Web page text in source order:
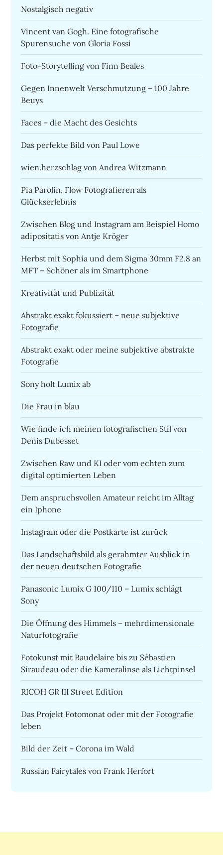
Nostalgisch negativ
Vincent van Gogh. Eine fotografische
Spurensuche von Gloria Fossi
Foto-Storytelling von Finn Beales
Gegen Innenwelt Verschmutzung – 100 Jahre
Beuys
Faces – die Macht des Gesichts
Das perfekte Bild von Paul Lowe
wien.herzschlag von Andrea Witzmann
Pia Parolin, Flow Fotografieren als
Glückserlebnis
Zwischen Blog und Instagram am Beispiel Homo
adipositatis von Antje Kröger
Herbst mit Sophia und dem Sigma 30mm F2.8 an
MFT – Schöner als im Smartphone
Kreativität und Publizität
Abstrakt exakt fokussiert – neue subjektive
Fotografie
Abstrakt exakt oder meine subjektive abstrakte
Fotografie
Sony holt Lumix ab
Die Frau in blau
Wie finde ich meinen fotografischen Stil von
Denis Dubesset
Zwischen Raw und KI oder vom echten zum
digital optimierten Leben
Dem anspruchsvollen Amateur reicht im Alltag
ein Iphone
Instagram oder die Postkarte ist zurück
Das Landschaftsbild als gerahmter Ausblick in
der neuen deutschen Fotografie
Panasonic Lumix G 100/110 – Lumix schlägt
Sony
Die Öffnung des Himmels – mehrdimensionale
Naturfotografie
Fotokunst mit Baudelaire bis zu Sébastien
Siraudeau oder die Kameralinse als Lichtpinsel
RICOH GR III Street Edition
Das Projekt Fotomonat oder mit der Fotografie
leben
Bild der Zeit – Corona im Wald
Russian Fairytales von Frank Herfort